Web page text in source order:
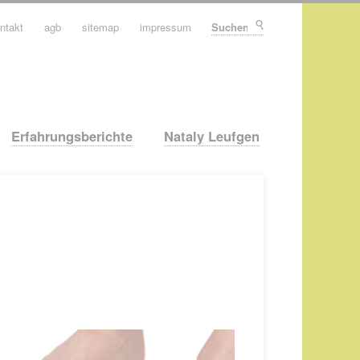
Erfahrungsberichte Nataly Leufgen
agb sitemap impressum